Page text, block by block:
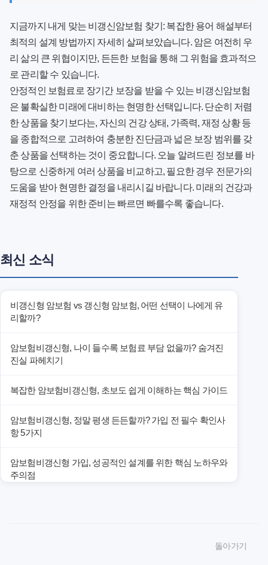
지금까지 내게 맞는 비갱신암보험 찾기: 복잡한 용어 해설부터
최적의 설계 방법까지 자세히 살펴보았습니다. 암은 여전히 우
리 삶의 큰 위협이지만, 든든한 보험을 통해 그 위험을 효과적으
로 관리할 수 있습니다.
안정적인 보험료로 장기간 보장을 받을 수 있는 비갱신암보험
은 불확실한 미래에 대비하는 현명한 선택입니다. 단순히 저렴
한 상품을 찾기보다는, 자신의 건강 상태, 가족력, 재정 상황 등
을 종합적으로 고려하여 충분한 진단금과 넓은 보장 범위를 갖
춘 상품을 선택하는 것이 중요합니다. 오늘 알려드린 정보를 바
탕으로 신중하게 여러 상품을 비교하고, 필요한 경우 전문가의
도움을 받아 현명한 결정을 내리시길 바랍니다. 미래의 건강과
재정적 안정을 위한 준비는 빠르면 빠를수록 좋습니다.
최신 소식
비갱신형 암보험 vs 갱신형 암보험, 어떤 선택이 나에게 유
리할까?
암보험비갱신형, 나이 들수록 보험료 부담 없을까? 숨겨진
진실 파헤치기
복잡한 암보험비갱신형, 초보도 쉽게 이해하는 핵심 가이드
암보험비갱신형, 정말 평생 든든할까? 가입 전 필수 확인사
항 5가지
암보험비갱신형 가입, 성공적인 설계를 위한 핵심 노하우와
주의점
돌아가기